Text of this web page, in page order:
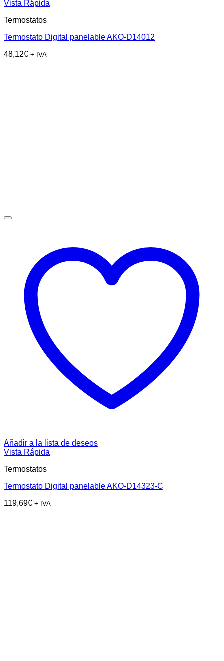
Vista Rápida
Termostatos
Termostato Digital panelable AKO-D14012
48,12€ + IVA
Añadir a la lista de deseos
Vista Rápida
Termostatos
Termostato Digital panelable AKO-D14323-C
119,69€ + IVA